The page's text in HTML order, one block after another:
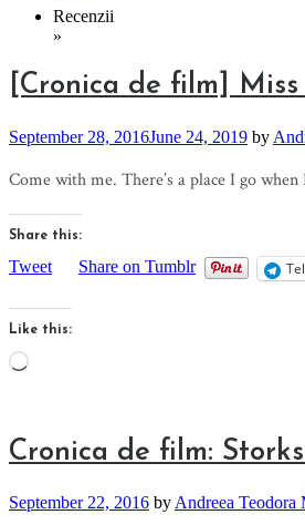
Recenzii
»
[Cronica de film]
September 28, 2016June 24, 2019 by
Come with me. There’s a place I go
Share this:
Tweet Share on Tumblr
Like this:
Loading…
Cronica de film:
September 22, 2016 by Andreea Teodora